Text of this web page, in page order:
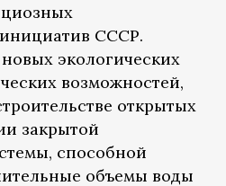
СССР.
экологических
возможностей,
открытых
закрытой
способной
объемы воды